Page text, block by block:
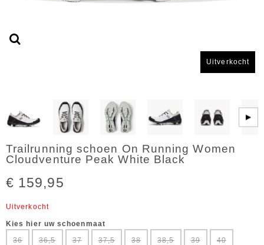
Uitverkocht
▶
Trailrunning schoen On Running Women
Cloudventure Peak White Black
€ 159,95
Uitverkocht
Kies hier uw schoenmaat
36
36,5 37 37,5 38 38,5 39 40